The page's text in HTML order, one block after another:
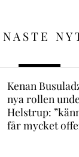
Kenan
nya rollen
Helstrup:
får mycket